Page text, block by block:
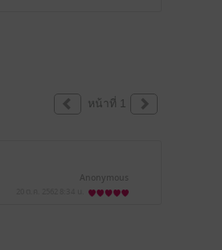
หน้าที่ 1
Anonymous